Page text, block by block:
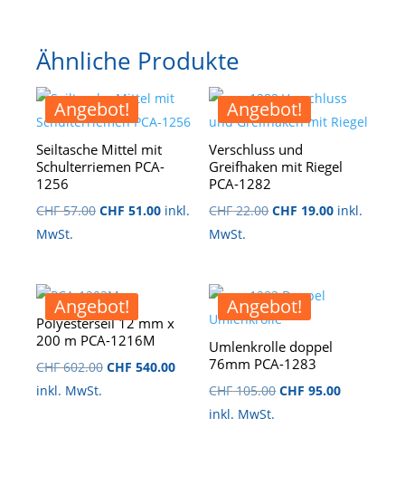
Ähnliche Produkte
Angebot!
Seiltasche Mittel mit
Schulterriemen PCA-
1256
CHF57.00 Ursprünglicher
CHF 51.00Aktueller
CHF 51.00.
inkl.
MwSt.
Angebot!
Verschluss und
Greifhaken mit Riegel
PCA-1282
CHF22.00Ursprünglicher
CHF 19.00Aktueller
inkl.
MwSt.
Angebot!
Polyesterseil 12 mm x
200 m PCA-1216M
CHF602.00 Ursprünglicher
CHF 540.00Aktueller
inkl. MwSt.
Angebot!
Umlenkrolle doppel
76mm PCA-1283
CHF105.00Ursprünglicher
CHF 95.00Aktueller
inkl. MwSt.